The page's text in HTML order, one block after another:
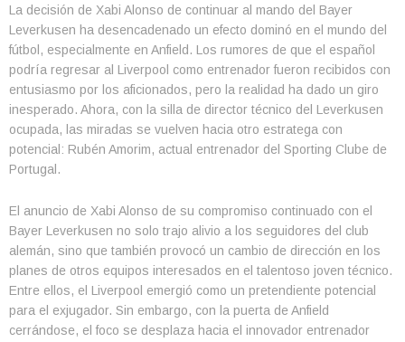
La decisión de Xabi Alonso de continuar al mando del Bayer
Leverkusen ha desencadenado un efecto dominó en el mundo del
fútbol, especialmente en Anfield. Los rumores de que el español
podría regresar al Liverpool como entrenador fueron recibidos con
entusiasmo por los aficionados, pero la realidad ha dado un giro
inesperado. Ahora, con la silla de director técnico del Leverkusen
ocupada, las miradas se vuelven hacia otro estratega con
potencial: Rubén Amorim, actual entrenador del Sporting Clube de
Portugal.
El anuncio de Xabi Alonso de su compromiso continuado con el
Bayer Leverkusen no solo trajo alivio a los seguidores del club
alemán, sino que también provocó un cambio de dirección en los
planes de otros equipos interesados en el talentoso joven técnico.
Entre ellos, el Liverpool emergió como un pretendiente potencial
para el exjugador. Sin embargo, con la puerta de Anfield
cerrándose, el foco se desplaza hacia el innovador entrenador